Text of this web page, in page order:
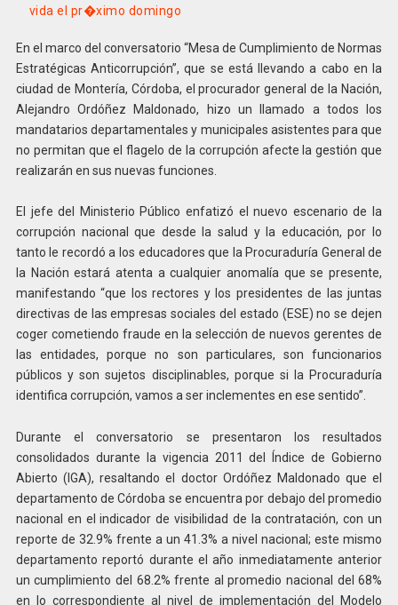
vida el pr�ximo domingo
En el marco del conversatorio “Mesa de Cumplimiento de Normas
Estratégicas Anticorrupción”, que se está llevando a cabo en la
ciudad de Montería, Córdoba, el procurador general de la Nación,
Alejandro Ordóñez Maldonado, hizo un llamado a todos los
mandatarios departamentales y municipales asistentes para que
no permitan que el flagelo de la corrupción afecte la gestión que
realizarán en sus nuevas funciones.
El jefe del Ministerio Público enfatizó el nuevo escenario de la
corrupción nacional que desde la salud y la educación, por lo
tanto le recordó a los educadores que la Procuraduría General de
la Nación estará atenta a cualquier anomalía que se presente,
manifestando “que los rectores y los presidentes de las juntas
directivas de las empresas sociales del estado (ESE) no se dejen
coger cometiendo fraude en la selección de nuevos gerentes de
las entidades, porque no son particulares, son funcionarios
públicos y son sujetos disciplinables, porque si la Procuraduría
identifica corrupción, vamos a ser inclementes en ese sentido”.
Durante el conversatorio se presentaron los resultados
consolidados durante la vigencia 2011 del Índice de Gobierno
Abierto (IGA), resaltando el doctor Ordóñez Maldonado que el
departamento de Córdoba se encuentra por debajo del promedio
nacional en el indicador de visibilidad de la contratación, con un
reporte de 32.9% frente a un 41.3% a nivel nacional; este mismo
departamento reportó durante el año inmediatamente anterior
un cumplimiento del 68.2% frente al promedio nacional del 68%
en lo correspondiente al nivel de implementación del Modelo